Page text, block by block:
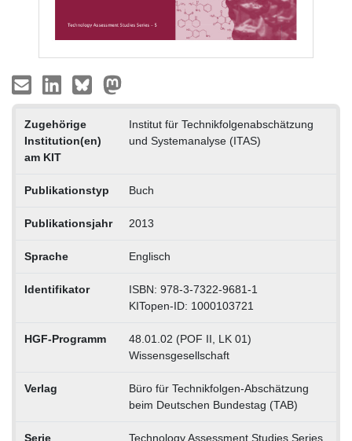
Zugehörige
Institution(en)
am KIT
Institut für Technikfolgenabschätzung
und Systemanalyse (ITAS)
Publikationstyp Buch
Publikationsjahr 2013
Sprache Englisch
Identifikator
ISBN: 978-3-7322-9681-1
KITopen-ID: 1000103721
HGF-Programm
48.01.02 (POF II, LK 01)
Wissensgesellschaft
Verlag
Büro für Technikfolgen-Abschätzung
beim Deutschen Bundestag (TAB)
Serie
Technology Assessment Studies Series